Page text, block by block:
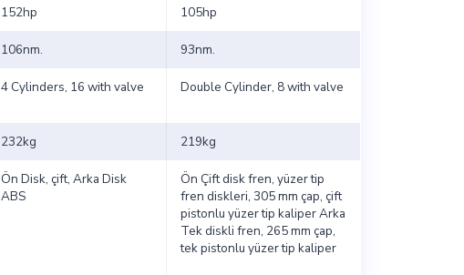
152hp 105hp
106nm. 93nm.
4 Cylinders, 16 with valve Double Cylinder, 8 with valve
232kg 219kg
Ön Disk, çift, Arka Disk
ABS
Ön Çift disk fren, yüzer tip
fren diskleri, 305 mm çap, çift
pistonlu yüzer tip kaliper Arka
Tek diskli fren, 265 mm çap,
tek pistonlu yüzer tip kaliper